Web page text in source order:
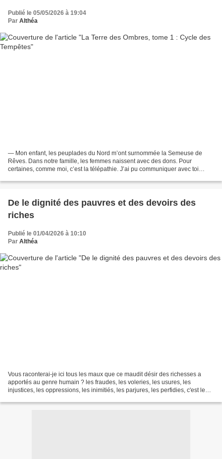
Publié le 05/05/2026 à 19:04
Par Althéa
— Mon enfant, les peuplades du Nord m’ont surnommée la Semeuse de
Rêves. Dans notre famille, les femmes naissent avec des dons. Pour
certaines, comme moi, c’est la télépathie. J’ai pu communiquer avec toi
De le dignité des pauvres et des devoirs des
riches
Publié le 01/04/2026 à 10:10
Par Althéa
Vous raconterai-je ici tous les maux que ce maudit désir des richesses a
apportés au genre humain ? les fraudes, les voleries, les usures, les
injustices, les oppressions, les inimitiés, les parjures, les perfidies, c'est le